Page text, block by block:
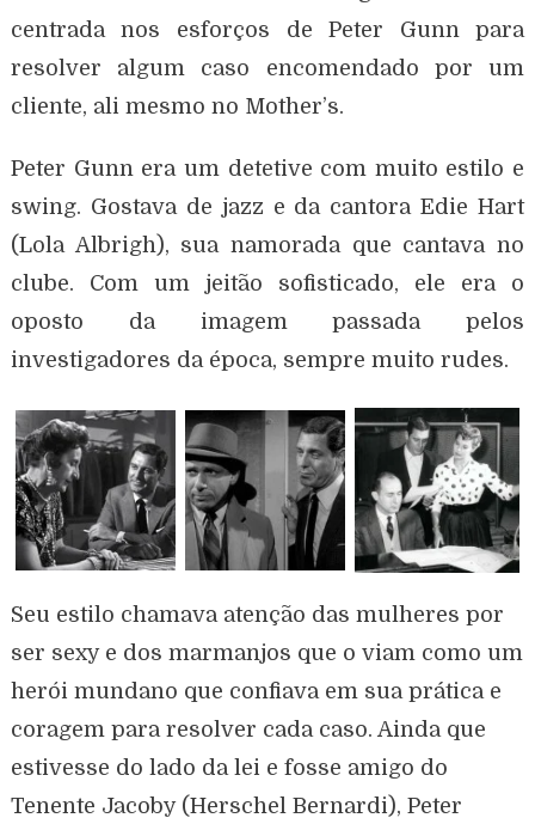
centrada nos esforços de Peter Gunn para
resolver algum caso encomendado por um
cliente, ali mesmo no Mother’s.
Peter Gunn era um detetive com muito estilo e
swing. Gostava de jazz e da cantora Edie Hart
(Lola Albrigh), sua namorada que cantava no
clube. Com um jeitão sofisticado, ele era o
oposto da imagem passada pelos
investigadores da época, sempre muito rudes.
Seu estilo chamava atenção das mulheres por
ser sexy e dos marmanjos que o viam como um
herói mundano que confiava em sua prática e
coragem para resolver cada caso. Ainda que
estivesse do lado da lei e fosse amigo do
Tenente Jacoby (Herschel Bernardi), Peter